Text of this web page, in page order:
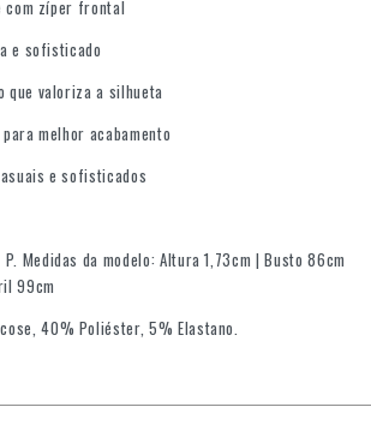
com zíper frontal
e sofisticado
que valoriza a silhueta
melhor acabamento
e sofisticados
Medidas da modelo: Altura 1,73cm | Busto 86cm
99cm
40% Poliéster, 5% Elastano.